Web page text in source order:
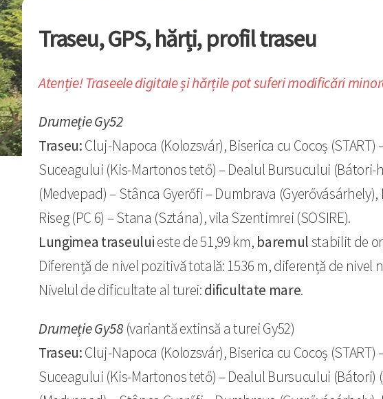
Traseu, GPS, hărți, profil traseu
Atenție! Traseele digitale și hărțile pot suferi modificări
Drumeție Gy52
Traseu:Cluj-Napoca (Kolozsvár), Biserica cu Cocoș
Suceagului (Kis-Martonos tető) – Dealul Bursucului (Bátori-
(Medvepad) – Stânca Gyerőfi – Dumbrava
Riseg (PC 6) – Stana (Sztána), vila Szentimrei (SOSIRE).
Lungimea traseuluieste de 51,99 km, baremulstabilit de
Diferență de nivel pozitivă totală: 1536 m, diferență de nivel
Nivelul de dificultate al turei:dificultate mare.
Drumeție Gy58 (variantă extinsă a turei Gy52)
Traseu:Cluj-Napoca (Kolozsvár), Biserica cu Cocoș
Suceagului (Kis-Martonos tető) – Dealul Bursucului (Bátori)